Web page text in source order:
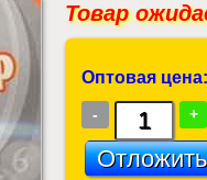
Товар
Оптовая
- +